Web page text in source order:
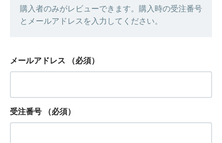
購入者のみがレビューできます。購入時の受注番号
とメールアドレスを入力してください。
メールアドレス （必須）
受注番号 （必須）